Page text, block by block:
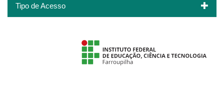
Tipo de Acesso